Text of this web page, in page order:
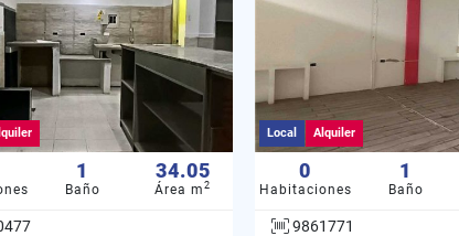
1
Baño
34.05
Área m 2
Local Alquiler
0
Habitaciones
1
Baño
9861771